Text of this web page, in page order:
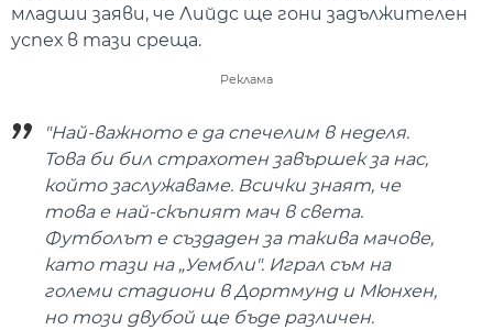
младши заяви, че Лийдс ще гони задължителен
успех в тази среща.
Реклама
"Най-важното е да спечелим в неделя.
Това би бил страхотен завършек за нас,
който заслужаваме. Всички знаят, че
това е най-скъпият мач в света.
Футболът е създаден за такива мачове,
като тaзи на „Уембли". Играл съм на
големи стадиони в Дортмунд и Мюнхен,
но този двубой ще бъде различен.